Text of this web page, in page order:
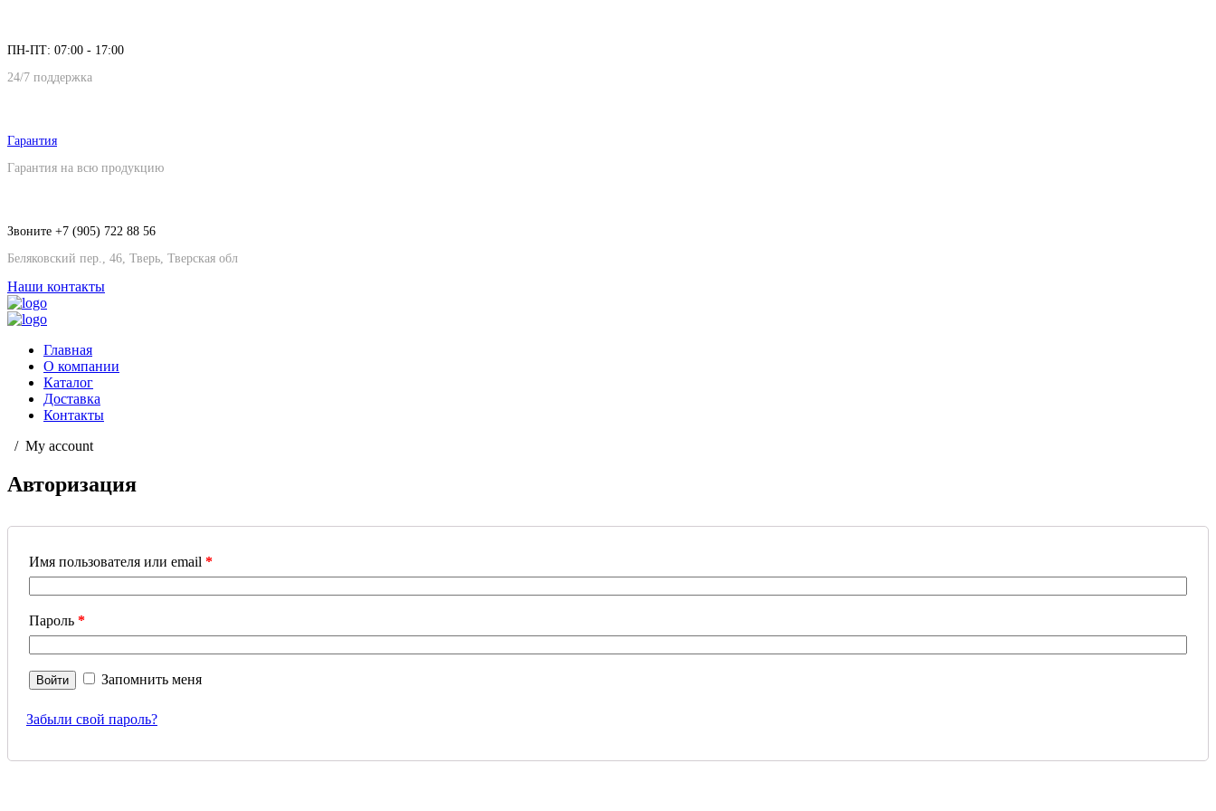
ПН-ПТ: 07:00 - 17:00
24/7 поддержка
Гарантия
Гарантия на всю продукцию
Звоните +7 (905) 722 88 56
Беляковский пер., 46, Тверь, Тверская обл
Наши контакты
Главная
О компании
Каталог
Доставка
Контакты
My account
Авторизация
Имя пользователя или email *
Пароль *
Запомнить меня
Забыли свой пароль?